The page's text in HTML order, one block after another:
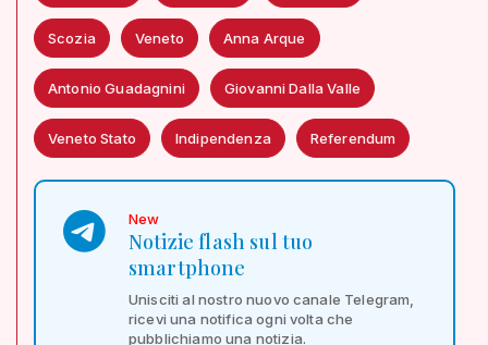
Scozia Veneto Anna Arque
Antonio Guadagnini Giovanni Dalla Valle
Veneto Stato Indipendenza Referendum
New
Notizie flash sul tuo
smartphone
Unisciti al nostro nuovo canale Telegram,
ricevi una notifica ogni volta che
pubblichiamo una notizia.